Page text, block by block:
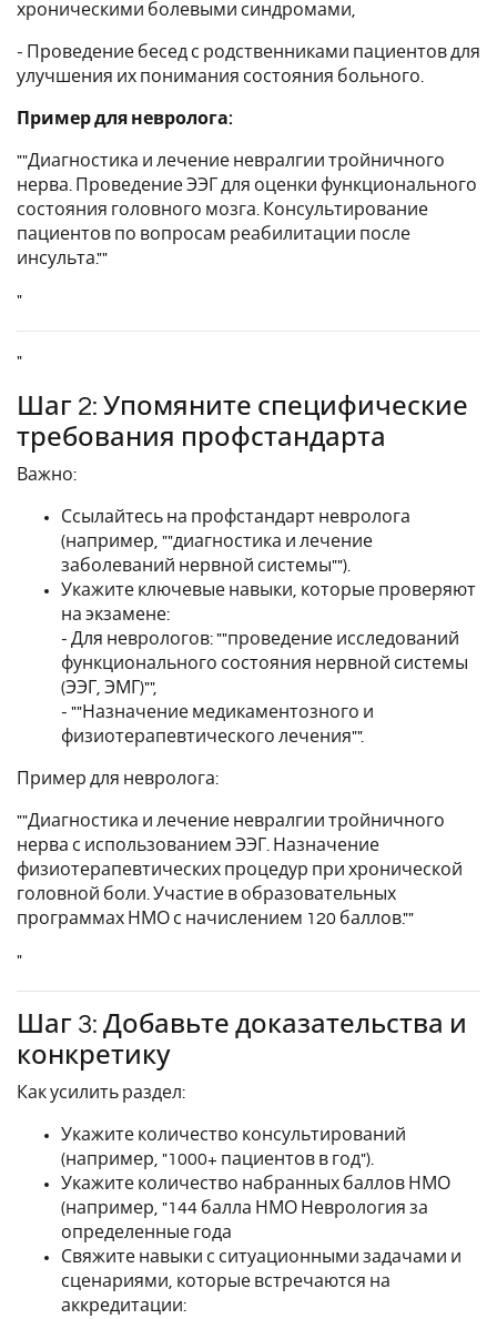
хроническими болевыми синдромами,
- Проведение бесед с родственниками пациентов для
улучшения их понимания состояния больного.
Пример для невролога:
""Диагностика и лечение невралгии тройничного
нерва. Проведение ЭЭГ для оценки функционального
состояния головного мозга. Консультирование
пациентов по вопросам реабилитации после
инсульта.""
"
"
Шаг 2: Упомяните специфические
требования профстандарта
Важно:
Ссылайтесь на профстандарт невролога
(например, ""диагностика и лечение
заболеваний нервной системы"").
Укажите ключевые навыки, которые проверяют
на экзамене:
- Для неврологов: ""проведение исследований
функционального состояния нервной системы
(ЭЭГ, ЭМГ)"",
- ""Назначение медикаментозного и
физиотерапевтического лечения"".
Пример для невролога:
""Диагностика и лечение невралгии тройничного
нерва с использованием ЭЭГ. Назначение
физиотерапевтических процедур при хронической
головной боли. Участие в образовательных
программах НМО с начислением 120 баллов.""
"
Шаг 3: Добавьте доказательства и
конкретику
Как усилить раздел:
Укажите количество консультирований
(например, "1000+ пациентов в год").
Укажите количество набранных баллов НМО
(например, "144 балла НМО Неврология за
определенные года
Свяжите навыки с ситуационными задачами и
сценариями, которые встречаются на
аккредитации: